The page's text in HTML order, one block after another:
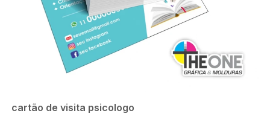
cartão de visita psicologo